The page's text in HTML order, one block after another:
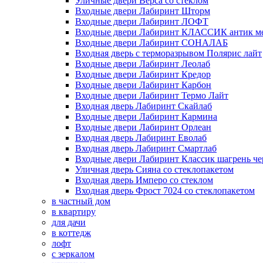
Входные двери Лабиринт Шторм
Входные двери Лабиринт ЛОФТ
Входные двери Лабиринт КЛАССИК антик
Входные двери Лабиринт СОНАЛАБ
Входная дверь с терморазрывом Полярис лайт
Входные двери Лабиринт Леолаб
Входные двери Лабиринт Кредор
Входные двери Лабиринт Карбон
Входные двери Лабиринт Термо Лайт
Входная дверь Лабиринт Скайлаб
Входные двери Лабиринт Кармина
Входные двери Лабиринт Орлеан
Входная дверь Лабиринт Еволаб
Входная дверь Лабиринт Смартлаб
Входные двери Лабиринт Классик шагрень
Уличная дверь Сияна со стеклопакетом
Входная дверь Имперо со стеклом
Входная дверь Фрост 7024 со стеклопакетом
в частный дом
в квартиру
для дачи
в коттедж
лофт
с зеркалом